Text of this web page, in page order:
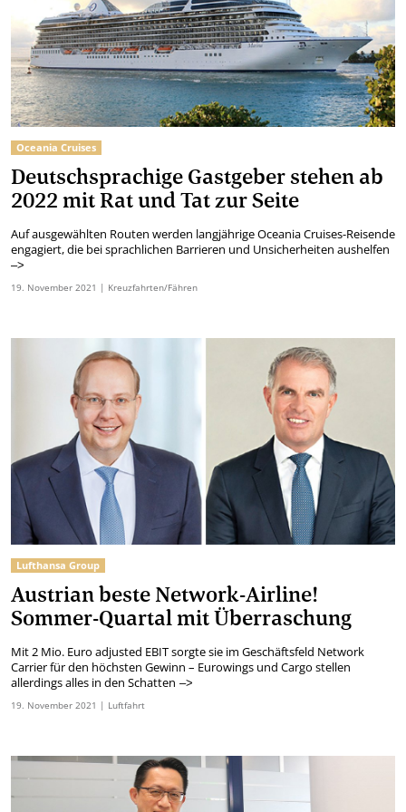
Oceania Cruises
Deutschsprachige Gastgeber stehen ab
2022 mit Rat und Tat zur Seite
Auf ausgewählten Routen werden langjährige Oceania Cruises-Reisende
engagiert, die bei sprachlichen Barrieren und Unsicherheiten aushelfen
–>
19. November2021 | Kreuzfahrten/Fähren
Lufthansa Group
Austrian beste Network-Airline!
Sommer-Quartal mit Überraschung
Mit 2 Mio. Euro adjusted EBIT sorgte sie im Geschäftsfeld Network
Carrier für den höchsten Gewinn – Eurowings und Cargo stellen
allerdings alles in den Schatten –>
19. November2021 | Luftfahrt